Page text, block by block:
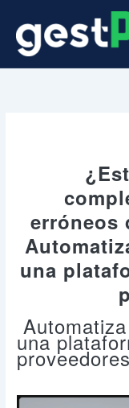
contenido
erróneos
una
una
proveedores